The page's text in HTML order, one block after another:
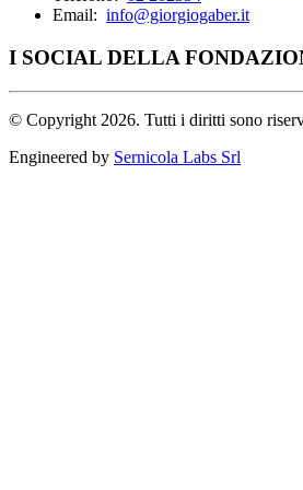
Email: info@giorgiogaber.it
I SOCIAL DELLA
© Copyright 2026. Tutti i diritti sono
Engineered by Sernicola Labs Srl